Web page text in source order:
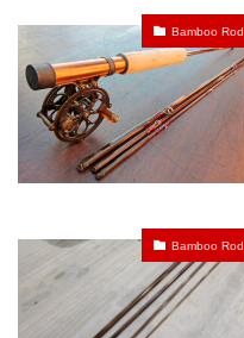
Bamboo Rod
Bamboo Rod